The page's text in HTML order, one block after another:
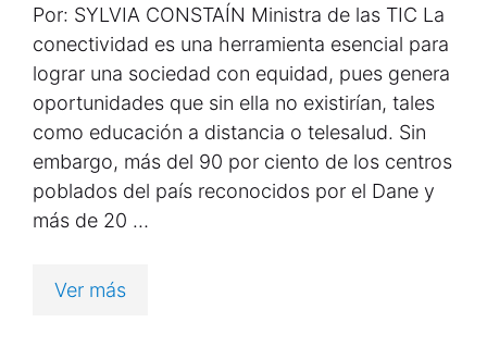
Por: SYLVIA CONSTAÍN Ministra de las TIC La
conectividad es una herramienta esencial para
lograr una sociedad con equidad, pues genera
oportunidades que sin ella no existirían, tales
como educación a distancia o telesalud. Sin
embargo, más del 90 por ciento de los centros
poblados del país reconocidos por el Dane y
más de 20 …
Ver más